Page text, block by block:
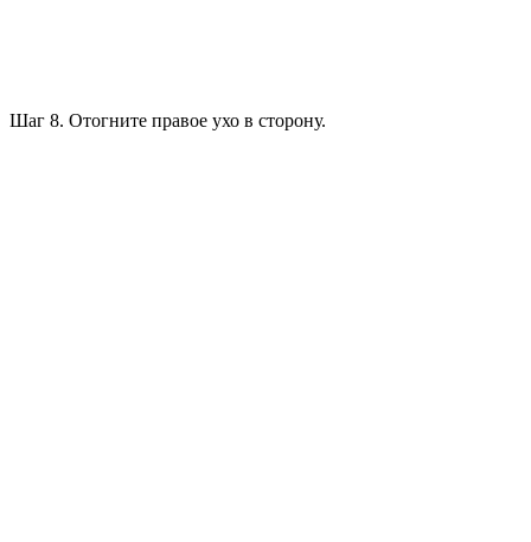
Шаг 8. Отогните правое ухо в сторону.